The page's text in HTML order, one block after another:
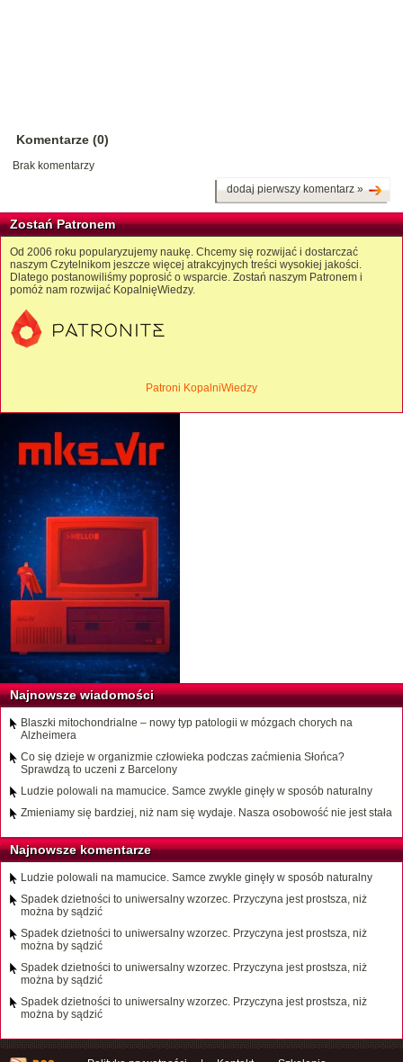
Komentarze (0)
Brak komentarzy
dodaj pierwszy komentarz »
Zostań Patronem
Od 2006 roku popularyzujemy naukę. Chcemy się rozwijać i dostarczać
naszym Czytelnikom jeszcze więcej atrakcyjnych treści wysokiej jakości.
Dlatego postanowiliśmy poprosić o wsparcie. Zostań naszym Patronem i
pomóż nam rozwijać KopalnięWiedzy.
Patroni KopalniWiedzy
Najnowsze wiadomości
Blaszki mitochondrialne – nowy typ patologii w mózgach chorych na
Alzheimera
Co się dzieje w organizmie człowieka podczas zaćmienia Słońca?
Sprawdzą to uczeni z Barcelony
Ludzie polowali na mamucice. Samce zwykle ginęły w sposób naturalny
Zmieniamy się bardziej, niż nam się wydaje. Nasza osobowość nie jest stała
Najnowsze komentarze
Ludzie polowali na mamucice. Samce zwykle ginęły w sposób naturalny
Spadek dzietności to uniwersalny wzorzec. Przyczyna jest prostsza, niż
można by sądzić
Spadek dzietności to uniwersalny wzorzec. Przyczyna jest prostsza, niż
można by sądzić
Spadek dzietności to uniwersalny wzorzec. Przyczyna jest prostsza, niż
można by sądzić
Spadek dzietności to uniwersalny wzorzec. Przyczyna jest prostsza, niż
można by sądzić